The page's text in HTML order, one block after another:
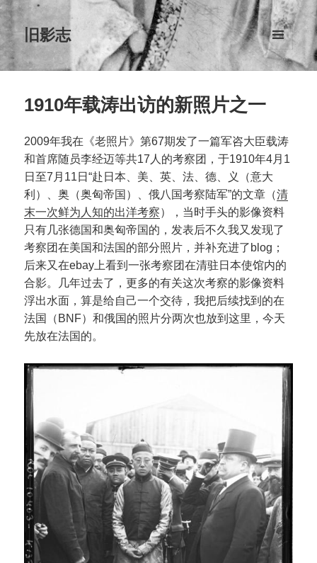
旧影志
菜单和
挂件
1910年载涛出访的新照片之一
2009年我在《老照片》第67期发了一篇军咨大臣载涛
和首席随员李经迈等共17人的考察团，于1910年4月1
日至7月11日“赴日本、美、英、法、德、义（意大
利）、奥（奥匈帝国）、俄八国考察陆军”的文章（清
末一次鲜为人知的出洋考察），当时手头的影像资料
只有几张德国和奥匈帝国的，发表后不久我又发现了
考察团在美国和法国的部分照片，并补充进了blog；
后来又在ebay上看到一张考察团在清驻日本使馆内的
合影。几年过去了，更多的有关这次考察的影像资料
浮出水面，算是给自己一个交待，我把后续找到的在
法国（BNF）和俄国的照片分两次也放到这里，今天
先放在法国的。